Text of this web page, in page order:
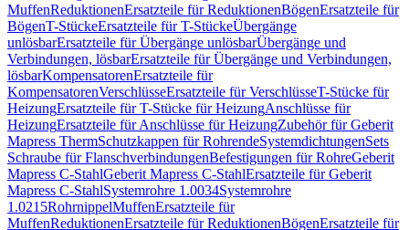
MuffenReduktionenErsatzteile für ReduktionenBögenErsatzteile für
BögenT-StückeErsatzteile für T-StückeÜbergänge
unlösbarErsatzteile für Übergänge unlösbarÜbergänge und
Verbindungen, lösbarErsatzteile für Übergänge und Verbindungen,
lösbarKompensatorenErsatzteile für
KompensatorenVerschlüsseErsatzteile für VerschlüsseT-Stücke für
HeizungErsatzteile für T-Stücke für HeizungAnschlüsse für
HeizungErsatzteile für Anschlüsse für HeizungZubehör für Geberit
Mapress ThermSchutzkappen für RohrendeSystemdichtungenSets
Schraube für FlanschverbindungenBefestigungen für RohreGeberit
Mapress C-StahlGeberit Mapress C-StahlErsatzteile für Geberit
Mapress C-StahlSystemrohre 1.0034Systemrohre
1.0215RohrnippelMuffenErsatzteile für
MuffenReduktionenErsatzteile für ReduktionenBögenErsatzteile für